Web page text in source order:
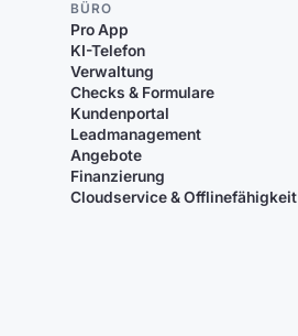
BÜRO
Pro App
KI-Telefon
Verwaltung
Checks & Formulare
Kundenportal
Leadmanagement
Angebote
Finanzierung
Cloudservice & Offlinefähigkeit